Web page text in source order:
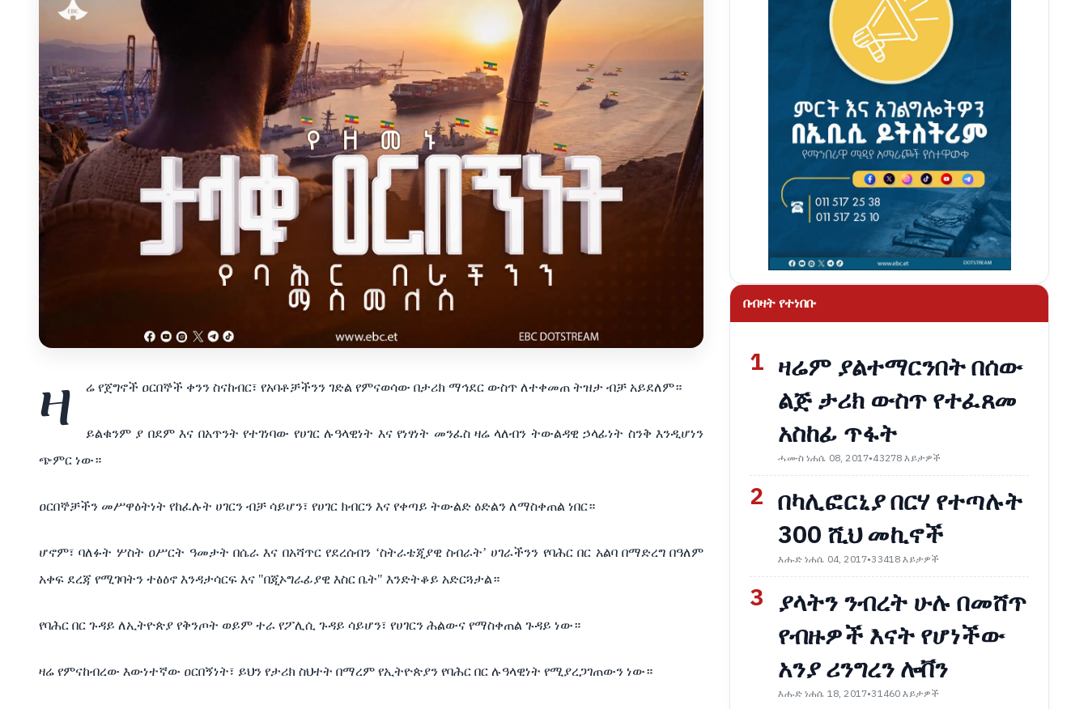
ዛ ሬ የጀግኖች ዐርበኞች ቀንን ስናከብር፣ የአባቶቻችንን ገድል የምናወሳው በታሪክ ማኅደር ውስጥ ለተቀመጠ ትዝታ ብቻ አይደለም።
ይልቁንም ያ በደም እና በአጥንት የተገነባው የሀገር ሉዓላዊነት እና የነፃነት መንፈስ ዛሬ ላለብን ትውልዳዊ ኃላፊነት ስንቅ እንዲሆነን
ጭምር ነው።
ዐርበኞቻችን መሥዋዕትነት የከፈሉት ሀገርን ብቻ ሳይሆን፣ የሀገር ክብርን እና የቀጣይ ትውልድ ዕድልን ለማስቀጠል ነበር።
ሆኖም፣ ባለፉት ሦስት ዐሥርት ዓመታት በሴራ እና በአሻጥር የደረሰብን ‘ስትራቴጂያዊ ስብራት’ ሀገራችንን የባሕር በር አልባ በማድረግ በዓለም
አቀፍ ደረጃ የሚገባትን ተፅዕኖ እንዳታሳርፍ እና "በጂኦግራፊያዊ እስር ቤት" እንድትቆይ አድርጓታል።
የባሕር በር ጉዳይ ለኢትዮጵያ የቅንጦት ወይም ተራ የፖሊሲ ጉዳይ ሳይሆን፣ የሀገርን ሕልውና የማስቀጠል ጉዳይ ነው።
ዛሬ የምናከብረው እውነተኛው ዐርበኝነት፣ ይህን የታሪክ ስህተት በማረም የኢትዮጵያን የባሕር በር ሉዓላዊነት የሚያረጋገጠውን ነው።
በብዛት የተነበቡ
1 ዛሬም ያልተማርንበት በሰው
ልጅ ታሪክ ውስጥ የተፈጸመ
አስከፊ ጥፋት
ሓሙስ ነሐሴ 08, 2017•43278 እይታዎች
2 በካሊፎርኒያ በርሃ የተጣሉት
300 ሺህ መኪኖች
እሑድ ነሐሴ 04, 2017•33418 እይታዎች
3 ያላትን ንብረት ሁሉ በመሸጥ
የብዙዎች እናት የሆነችው
አንያ ሪንግረን ሎቨን
እሑድ ነሐሴ 18, 2017•31460 እይታዎች